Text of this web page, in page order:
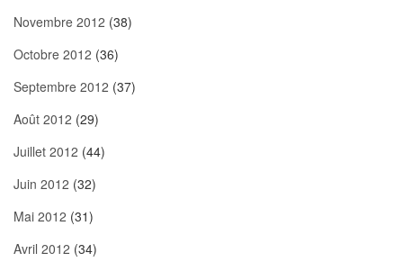
Novembre 2012 (38)
Octobre 2012 (36)
Septembre 2012 (37)
Août 2012 (29)
Juillet 2012 (44)
Juin 2012 (32)
Mai 2012 (31)
Avril 2012 (34)